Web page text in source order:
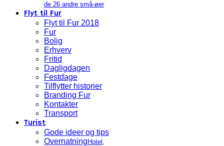
de 26 andre små-øer
Flyt til Fur
Flyt til Fur 2018
Fur
Bolig
Erhverv
Fritid
Dagligdagen
Festdage
Tilflytter historier
Branding Fur
Kontakter
Transport
Turist
Gode ideer og tips
Overnatning Hotel,